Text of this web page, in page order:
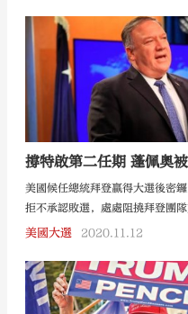
撐特啟第二任期 蓬佩奧
美國候任總統拜登贏得大選後密
拒不承認敗選，處處阻撓拜登團
等信息。
美國大選 2020.11.12